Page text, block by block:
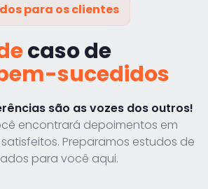
para os clientes
caso de
sucedidos
são as vozes dos outros!
encontrará depoimentos em
Preparamos estudos de
para você aqui.